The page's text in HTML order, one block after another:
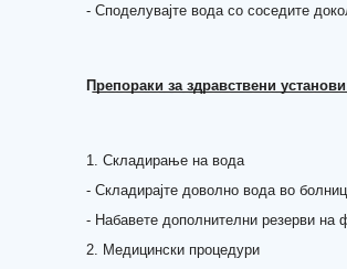
- Споделувајте вода со соседите
П͟р͟е͟п͟о͟р͟а͟к͟и͟ ͟з͟а͟ ͟з͟д͟р͟а͟в͟с͟т͟в͟е͟н͟и͟
1. Складирање на вода
- Складирајте доволно вода во
- Набавете дополнителни резерви на
2. Медицински процедури